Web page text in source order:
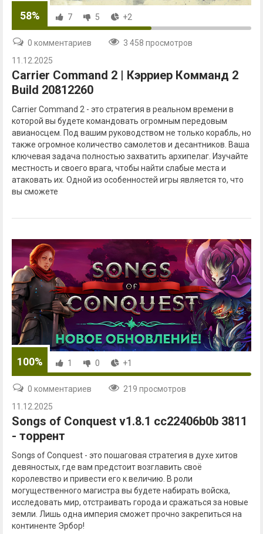
58% 7 5 +2
0 комментариев
3 458 просмотров
11.12.2025
Carrier Command 2 | Кэрриер Комманд 2
Build 20812260
Carrier Command 2 - это стратегия в реальном времени в
которой вы будете командовать огромным передовым
авианосцем. Под вашим руководством не только корабль, но
также огромное количество самолетов и десантников. Ваша
ключевая задача полностью захватить архипелаг. Изучайте
местность и своего врага, чтобы найти слабые места и
атаковать их. Одной из особенностей игры является то, что
вы сможете
100% 1 0 +1
0 комментариев
219 просмотров
11.12.2025
Songs of Conquest v1.8.1 cc22406b0b 3811
- торрент
Songs of Conquest - это пошаговая стратегия в духе хитов
девяностых, где вам предстоит возглавить своё
королевство и привести его к величию. В роли
могущественного магистра вы будете набирать войска,
исследовать мир, отстраивать города и сражаться за новые
земли. Лишь одна империя сможет прочно закрепиться на
континенте Эрбор!